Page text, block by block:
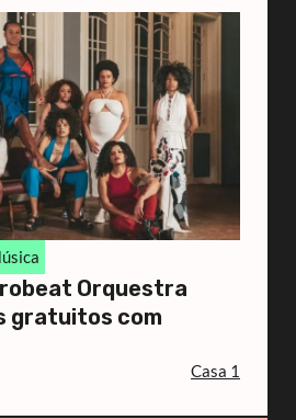
Orquestra
gratuitos com
Casa 1